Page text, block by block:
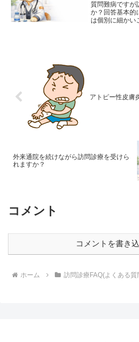
質問難病ですが
か？回答基本的
は個別に細かい
アトピー性皮膚
外来通院を続けながら訪問診療を受けら
れますか？
コメント
コメントを書き
ホーム 訪問診療FAQ(よくある質